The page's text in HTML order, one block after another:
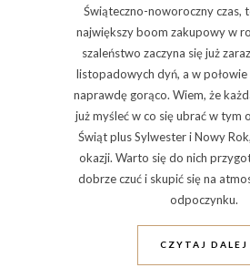
Świąteczno-noworoczny czas,
największy boom zakupowy w
szaleństwo zaczyna się już
listopadowych dyń, a w
naprawdę gorąco. Wiem, że
już myśleć w co się ubrać w tym
Świąt plus Sylwester i Nowy
okazji. Warto się do nich
dobrze czuć i skupić się na
odpoczynku.
CZYTAJ DALEJ